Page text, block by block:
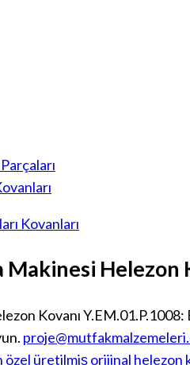
Kovanları
Makinesi Helezon
Kovanı